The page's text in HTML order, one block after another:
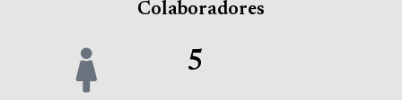
Colaboradores
5